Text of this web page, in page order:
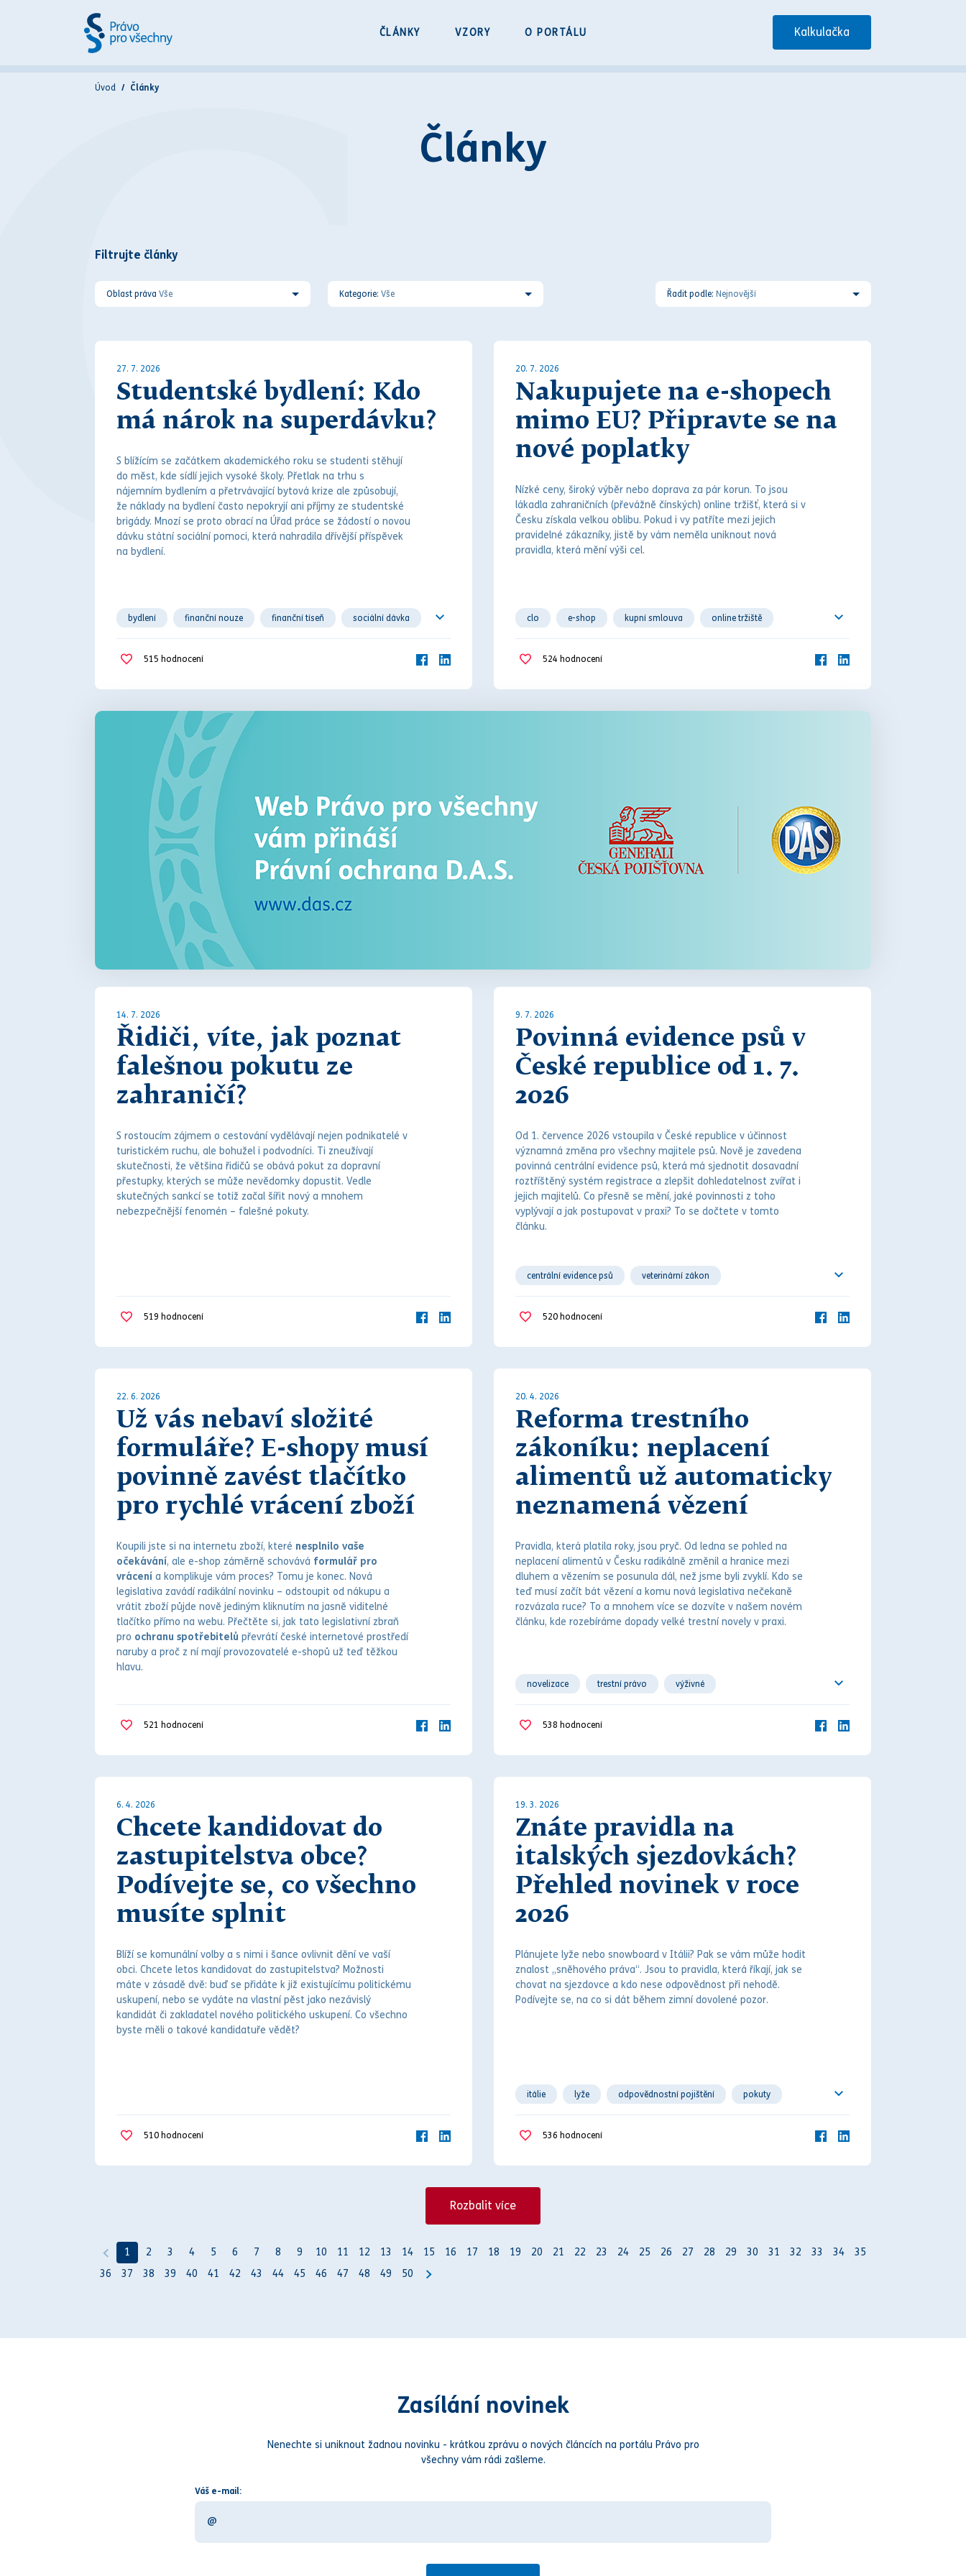
ČLÁNKY VZORY O PORTÁLU Kalkulačka
Úvod Články
Články
Filtrujte články
Oblast práva Vše Kategorie: Vše Řadit podle: Nejnovější
27. 7. 2026
Studentské bydlení: Kdo
má nárok na superdávku?
S blížícím se začátkem akademického roku se studenti stěhují
do měst, kde sídlí jejich vysoké školy. Přetlak na trhu s
nájemním bydlením a přetrvávající bytová krize ale způsobují,
že náklady na bydlení často nepokryjí ani příjmy ze studentské
brigády. Mnozí se proto obrací na Úřad práce se žádostí o novou
dávku státní sociální pomoci, která nahradila dřívější příspěvek
na bydlení.
bydlení finanční nouze finanční tíseň sociální dávka
515 hodnocení
20. 7. 2026
Nakupujete na e-shopech
mimo EU? Připravte se na
nové poplatky
Nízké ceny, široký výběr nebo doprava za pár korun. To jsou
lákadla zahraničních (převážně čínských) online tržišť, která si v
Česku získala velkou oblibu. Pokud i vy patříte mezi jejich
pravidelné zákazníky, jistě by vám neměla uniknout nová
pravidla, která mění výši cel.
clo e-shop kupní smlouva online tržiště
524 hodnocení
14. 7. 2026
Řidiči, víte, jak poznat
falešnou pokutu ze
zahraničí?
S rostoucím zájmem o cestování vydělávají nejen podnikatelé v
turistickém ruchu, ale bohužel i podvodníci. Ti zneužívají
skutečnosti, že většina řidičů se obává pokut za dopravní
přestupky, kterých se může nevědomky dopustit. Vedle
skutečných sankcí se totiž začal šířit nový a mnohem
nebezpečnější fenomén – falešné pokuty.
519 hodnocení
9. 7. 2026
Povinná evidence psů v
České republice od 1. 7.
2026
Od 1. července 2026 vstoupila v České republice v účinnost
významná změna pro všechny majitele psů. Nově je zavedena
povinná centrální evidence psů, která má sjednotit dosavadní
roztříštěný systém registrace a zlepšit dohledatelnost zvířat i
jejich majitelů. Co přesně se mění, jaké povinnosti z toho
vyplývají a jak postupovat v praxi? To se dočtete v tomto
článku.
centrální evidence psů veterinární zákon
520 hodnocení
22. 6. 2026
Už vás nebaví složité
formuláře? E-shopy musí
povinně zavést tlačítko
pro rychlé vrácení zboží
Koupili jste si na internetu zboží, které nesplnilo vaše
očekávání, ale e-shop záměrně schovává formulář pro
vrácení a komplikuje vám proces? Tomu je konec. Nová
legislativa zavádí radikální novinku – odstoupit od nákupu a
vrátit zboží půjde nově jediným kliknutím na jasně viditelné
tlačítko přímo na webu. Přečtěte si, jak tato legislativní zbraň
pro ochranu spotřebitelů převrátí české internetové prostředí
naruby a proč z ní mají provozovatelé e-shopů už teď těžkou
hlavu.
521 hodnocení
20. 4. 2026
Reforma trestního
zákoníku: neplacení
alimentů už automaticky
neznamená vězení
Pravidla, která platila roky, jsou pryč. Od ledna se pohled na
neplacení alimentů v Česku radikálně změnil a hranice mezi
dluhem a vězením se posunula dál, než jsme byli zvyklí. Kdo se
teď musí začít bát vězení a komu nová legislativa nečekaně
rozvázala ruce? To a mnohem více se dozvíte v našem novém
článku, kde rozebíráme dopady velké trestní novely v praxi.
novelizace trestní právo výživné
538 hodnocení
6. 4. 2026
Chcete kandidovat do
zastupitelstva obce?
Podívejte se, co všechno
musíte splnit
Blíží se komunální volby a s nimi i šance ovlivnit dění ve vaší
obci. Chcete letos kandidovat do zastupitelstva? Možnosti
máte v zásadě dvě: buď se přidáte k již existujícímu politickému
uskupení, nebo se vydáte na vlastní pěst jako nezávislý
kandidát či zakladatel nového politického uskupení. Co všechno
byste měli o takové kandidatuře vědět?
510 hodnocení
19. 3. 2026
Znáte pravidla na
italských sjezdovkách?
Přehled novinek v roce
2026
Plánujete lyže nebo snowboard v Itálii? Pak se vám může hodit
znalost „sněhového práva“. Jsou to pravidla, která říkají, jak se
chovat na sjezdovce a kdo nese odpovědnost při nehodě.
Podívejte se, na co si dát během zimní dovolené pozor.
itálie lyže odpovědnostní pojištění pokuty
536 hodnocení
Rozbalit více
1 2 3 4 5 6 7 8 9 10 11 12 13 14 15 16 17 18 19 20 21 22 23 24 25 26 27 28 29 30 31 32 33 34
35
36
37 38 39 40 41 42 43 44 45 46 47 48 49 50
Zasílání novinek
Nenechte si uniknout žadnou novinku - krátkou zprávu o nových článcích na portálu Právo pro
všechny vám rádi zašleme.
Váš e-mail: